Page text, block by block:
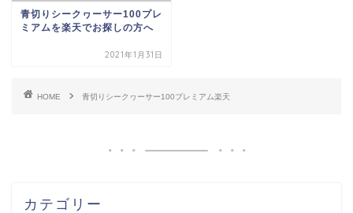
青切りシークヮーサー100プレ
ミアムを楽天でお探しの方へ
2021年1月31日
HOME 青切りシークヮーサー100プレミアム楽天
カテゴリー